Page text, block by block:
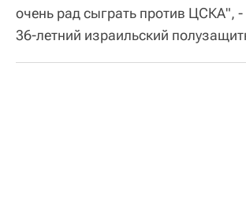
очень рад сыграть против ЦСКА",
36-летний израильский